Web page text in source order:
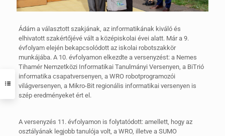
Ádám a választott szakjának, az informatikának kiváló és
elhivatott szakértőjévé vált a középiskolai évei alatt. Már a 9.
évfolyam elején bekapcsolódott az iskolai robotszakkör
munkájába. A 10. évfolyamon elkezdte a versenyzést: a Nemes
Tihamér Nemzetközi Informatikai Tanulmányi Versenyen, a BiTrió
informatika csapatversenyen, a WRO robotprogramozói
világversenyen, a Mikro-Bit regionális informatikai versenyen is
szép eredményeket ért el.
A versenyzés 11. évfolyamon is folytatódott: amellett, hogy az
osztályának legjobb tanulója volt, a WRO, illetve a SUMO